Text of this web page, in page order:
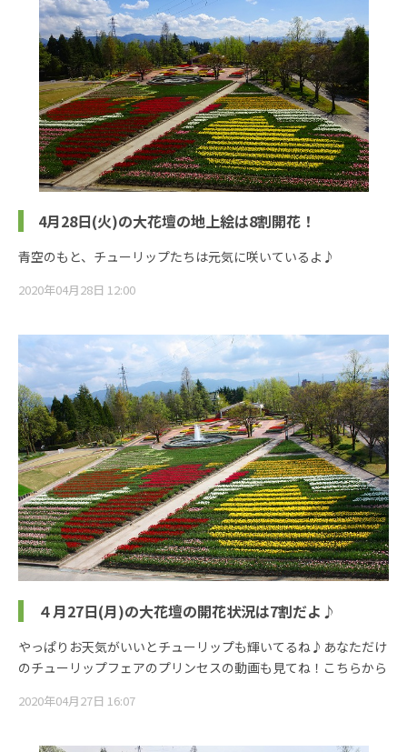
4月28日(火)の大花壇の地上絵は8割開花！
青空のもと、チューリップたちは元気に咲いているよ♪
2020年04月28日 12:00
４月27日(月)の大花壇の開花状況は7割だよ♪
やっぱりお天気がいいとチューリップも輝いてるね♪あなただけ
のチューリップフェアのプリンセスの動画も見てね！こちらから
2020年04月27日 16:07